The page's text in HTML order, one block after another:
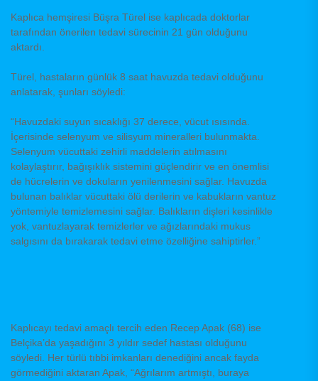
Kaplıca hemşiresi Büşra Türel ise kaplıcada doktorlar
tarafından önerilen tedavi sürecinin 21 gün olduğunu
aktardı.
Türel, hastaların günlük 8 saat havuzda tedavi olduğunu
anlatarak, şunları söyledi:
“Havuzdaki suyun sıcaklığı 37 derece, vücut ısısında.
İçerisinde selenyum ve silisyum mineralleri bulunmakta.
Selenyum vücuttaki zehirli maddelerin atılmasını
kolaylaştırır, bağışıklık sistemini güçlendirir ve en önemlisi
de hücrelerin ve dokuların yenilenmesini sağlar. Havuzda
bulunan balıklar vücuttaki ölü derilerin ve kabukların vantuz
yöntemiyle temizlemesini sağlar. Balıkların dişleri kesinlikle
yok, vantuzlayarak temizlerler ve ağızlarındaki mukus
salgısını da bırakarak tedavi etme özelliğine sahiptirler.”
Kaplıcayı tedavi amaçlı tercih eden Recep Apak (68) ise
Belçika’da yaşadığını 3 yıldır sedef hastası olduğunu
söyledi. Her türlü tıbbi imkanları denediğini ancak fayda
görmediğini aktaran Apak, “Ağrılarım artmıştı, buraya